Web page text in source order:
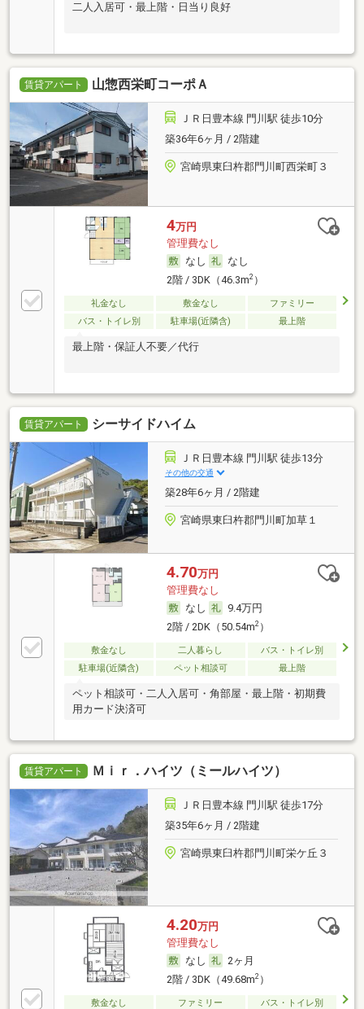
二人入居可・最上階・日当り良好
賃貸アパート 山惣西栄町コーポＡ
ＪＲ日豊本線 門川駅 徒歩10分
築36年6ヶ月 / 2階建
宮崎県東臼杵郡門川町西栄町３
4万円
管理費なし
なし
なし
2階 / 3DK（46.3m2）
礼金なし 敷金なし
ファミリー
バス・トイレ別
駐車場(近隣含) 最上階
最上階・保証人不要／代行
賃貸アパート シーサイドハイム
ＪＲ日豊本線 門川駅 徒歩13分
その他の交通
築28年6ヶ月 / 2階建
宮崎県東臼杵郡門川町加草１
4.70万円
管理費なし
なし
9.4万円
2階 / 2DK（50.54m2）
敷金なし 二人暮らし
バス・トイレ別
駐車場(近隣含)
ペット相談可 最上階
ペット相談可・二人入居可・角部屋・最上階・初期費
用カード決済可
賃貸アパート Ｍｉｒ．ハイツ（ミールハイツ）
ＪＲ日豊本線 門川駅 徒歩17分
築35年6ヶ月 / 2階建
宮崎県東臼杵郡門川町栄ケ丘３
4.20万円
管理費なし
なし
2ヶ月
2階 / 3DK（49.68m2）
敷金なし ファミリー
バス・トイレ別